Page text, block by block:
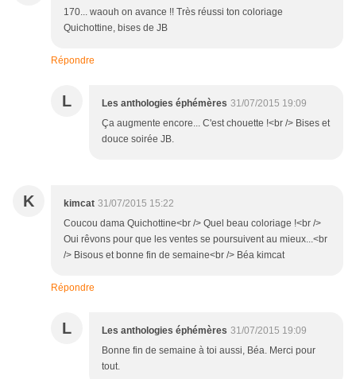
170... waouh on avance !! Très réussi ton coloriage
Quichottine, bises de JB
Répondre
L Les anthologies éphémères 31/07/2015 19:09
Ça augmente encore... C'est chouette !<br /> Bises et
douce soirée JB.
K kimcat 31/07/2015 15:22
Coucou dama Quichottine<br /> Quel beau coloriage !<br />
Oui rêvons pour que les ventes se poursuivent au mieux...<br
/> Bisous et bonne fin de semaine<br /> Béa kimcat
Répondre
L Les anthologies éphémères 31/07/2015 19:09
Bonne fin de semaine à toi aussi, Béa. Merci pour
tout.